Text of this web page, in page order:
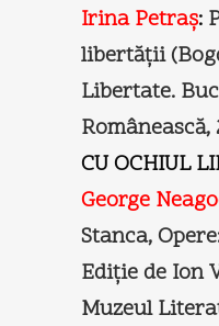
Irina Petraş:
libertăţii
Libertate.
Românească,
CU OCHIUL
George
Stanca,
Ediție de Ion
Muzeul